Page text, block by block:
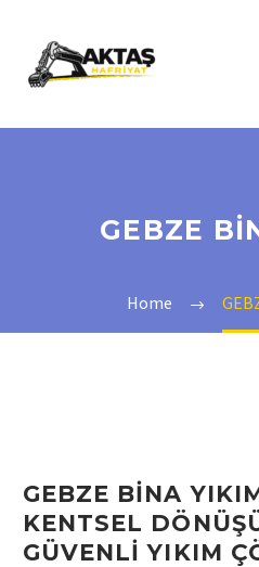
GEBZE
Home
GEBZE BINA
KENTSEL
GÜVENLI YIKIM